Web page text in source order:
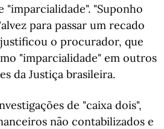
"imparcialidade". "Suponho
para passar um recado
o procurador, que
"imparcialidade" em outros
da Justiça brasileira.
de "caixa dois",
não contabilizados e